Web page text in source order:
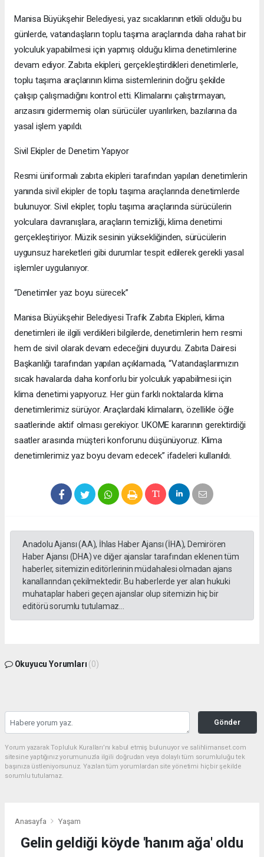
Manisa Büyükşehir Belediyesi, yaz sıcaklarının etkili olduğu bu
günlerde, vatandaşların toplu taşıma araçlarında daha rahat bir
yolculuk yapabilmesi için yapmış olduğu klima denetimlerine
devam ediyor. Zabıta ekipleri, gerçekleştirdikleri denetimlerle,
toplu taşıma araçlarının klima sistemlerinin doğru şekilde
çalışıp çalışmadığını kontrol etti. Klimalarını çalıştırmayan,
arızasını gidermemiş olan sürücüler uyarılırken, bazılarına da
yasal işlem yapıldı.
Sivil Ekipler de Denetim Yapıyor
Resmi üniformalı zabıta ekipleri tarafından yapılan denetimlerin
yanında sivil ekipler de toplu taşıma araçlarında denetimlerde
bulunuyor. Sivil ekipler, toplu taşıma araçlarında sürücülerin
yolculara davranışlara, araçların temizliği, klima denetimi
gerçekleştiriyor. Müzik sesinin yüksekliğinden, sürücülerin
uygunsuz hareketleri gibi durumlar tespit edilerek gerekli yasal
işlemler uygulanıyor.
“Denetimler yaz boyu sürecek”
Manisa Büyükşehir Belediyesi Trafik Zabıta Ekipleri, klima
denetimleri ile ilgili verdikleri bilgilerde, denetimlerin hem resmi
hem de sivil olarak devam edeceğini duyurdu. Zabıta Dairesi
Başkanlığı tarafından yapılan açıklamada, “Vatandaşlarımızın
sıcak havalarda daha konforlu bir yolculuk yapabilmesi için
klima denetimi yapıyoruz. Her gün farklı noktalarda klima
denetimlerimiz sürüyor. Araçlardaki klimaların, özellikle öğle
saatlerinde aktif olması gerekiyor. UKOME kararının gerektirdiği
saatler arasında müşteri konforunu düşünüyoruz. Klima
denetimlerimiz yaz boyu devam edecek” ifadeleri kullanıldı.
Anadolu Ajansı (AA), İhlas Haber Ajansı (İHA), Demirören
Haber Ajansı (DHA) ve diğer ajanslar tarafından eklenen tüm
haberler, sitemizin editörlerinin müdahalesi olmadan ajans
kanallarından çekilmektedir. Bu haberlerde yer alan hukuki
muhataplar haberi geçen ajanslar olup sitemizin hiç bir
editörü sorumlu tutulamaz...
Okuyucu Yorumları (0)
Gönder
Yorum yazarak Topluluk Kuralları’nı kabul etmiş bulunuyor ve salihlimanset.com
sitesine yaptığınız yorumunuzla ilgili doğrudan veya dolaylı tüm sorumluluğu tek
başınıza üstleniyorsunuz. Yazılan tüm yorumlardan site yönetimi hiçbir şekilde
sorumlu tutulamaz.
Anasayfa Yaşam
Gelin geldiği köyde 'hanım ağa' oldu